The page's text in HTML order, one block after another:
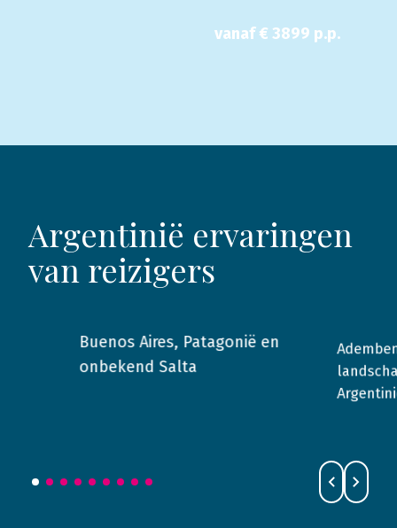
vanaf € 3899 p.p.
Argentinië ervaringen
van reizigers
2010 Argentinië
Buenos Aires, Patagonië en
onbekend Salta
2023